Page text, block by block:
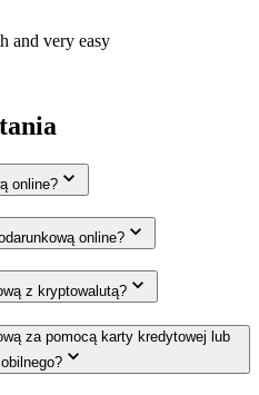
and very easy
online?
online?
z kryptowalutą?
za pomocą karty kredytowej lub